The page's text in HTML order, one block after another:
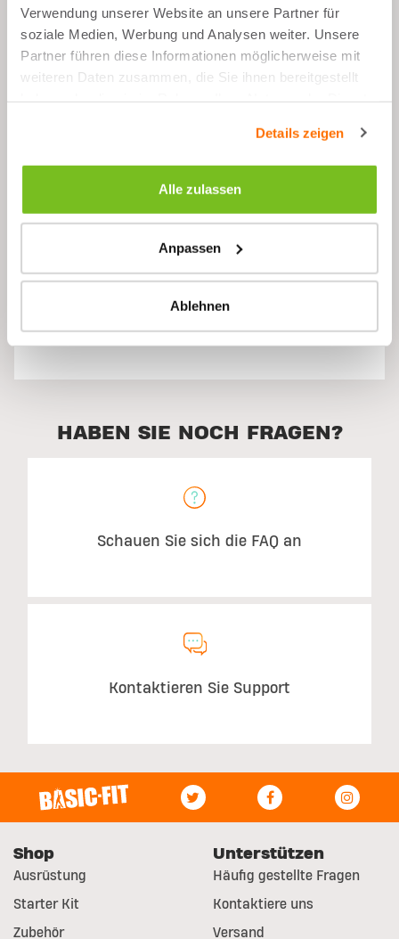
Verwendung unserer Website an unsere Partner für
soziale Medien, Werbung und Analysen weiter. Unsere
Partner führen diese Informationen möglicherweise mit
weiteren Daten zusammen, die Sie ihnen bereitgestellt
Details zeigen
Alle zulassen
Anpassen
Ablehnen
Nach dem Sport
Ausgewogener Snack
26g Proteine pro Portion
Niedriger Zuckergehalt
Beschreibung
Inhaltsstoffe
Empfohlene Verwendung
HABEN SIE NOCH FRAGEN?
Schauen Sie sich die FAQ an
Kontaktieren Sie Support
Shop
Ausrüstung
Starter Kit
Zubehör
Unterstützen
Häufig gestellte Fragen
Kontaktiere uns
Versand